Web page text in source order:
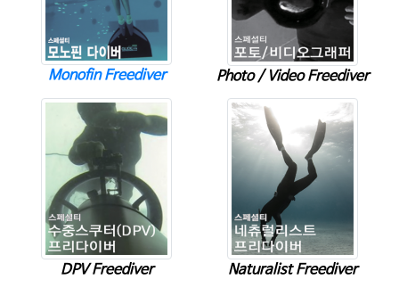
Monofin Freediver Photo / Video Freediver
DPV Freediver Naturalist Freediver